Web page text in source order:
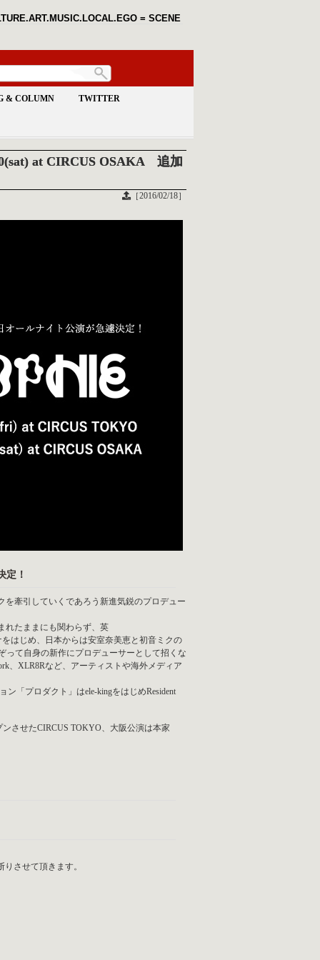
= SCENE
& COLUMN TWITTER
at CIRCUS OSAKA 追加
［2016/02/18］
定！
を牽引していくであろう新進気鋭のプロデュー
れたままにも関わらず、英
はじめ、日本からは安室奈美恵と初音ミクの
って自身の新作にプロデューサーとして招くな
、XLR8Rなど、アーティストや海外メディア
「プロダクト」はele-kingをはじめResident
させたCIRCUS TOKYO、大阪公演は本家
させて頂きます。